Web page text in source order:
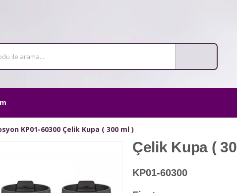
KP01-60300 Çelik Kupa ( 300 ml )
Çelik Kupa (
KP01-60300